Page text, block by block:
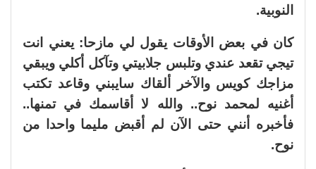
النوبية.
كان في بعض الأوقات يقول لي مازحا: يعني انت
تيجي تقعد عندي وتلبس جلابيتي وتآكل أكلي ويبقي
مزاجك كويس والآخر ألقاك سايبني وقاعد تكتب
أغنيه لمحمد نوح.. والله لا أقاسمك في تمنها..
فأخبره أنني حتى الآن لم أقبض مليما واحدا من
نوح.